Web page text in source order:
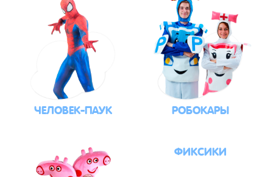
ЧЕЛОВЕК-ПАУК РОБОКАРЫ
ФИКСИКИ